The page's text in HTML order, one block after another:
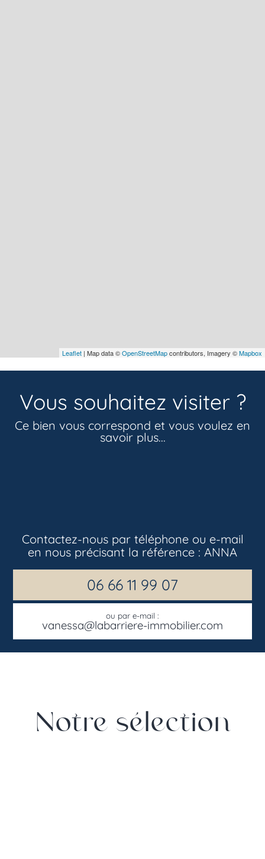
Leaflet | Map data ©OpenStreetMapcontributors, Imagery ©Mapbox
Vous souhaitez visiter ?
Ce bien vous correspond et vous voulez en
savoir plus...
Contactez-nous par téléphone ou e-mail
en nous précisant la référence : ANNA
06 66 11 99 07
ou par e-mail :
vanessa@labarriere-immobilier.com
Notre sélection